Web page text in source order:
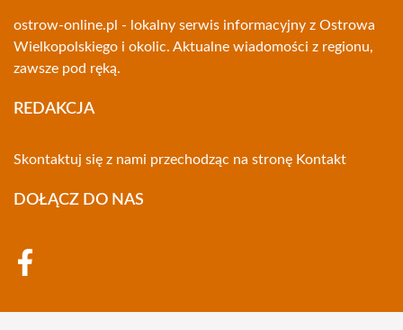
ostrow-online.pl - lokalny serwis informacyjny z Ostrowa
Wielkopolskiego i okolic. Aktualne wiadomości z regionu,
zawsze pod ręką.
REDAKCJA
Skontaktuj się z nami przechodząc na stronę Kontakt
DOŁĄCZ DO NAS